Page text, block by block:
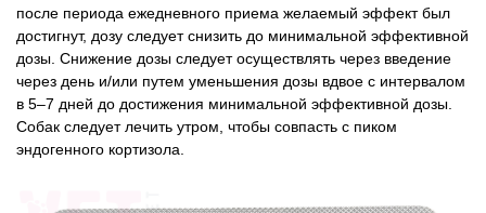
после периода ежедневного приема желаемый эффект был
достигнут, дозу следует снизить до минимальной эффективной
дозы. Снижение дозы следует осуществлять через введение
через день и/или путем уменьшения дозы вдвое с интервалом
в 5–7 дней до достижения минимальной эффективной дозы.
Собак следует лечить утром, чтобы совпасть с пиком
эндогенного кортизола.